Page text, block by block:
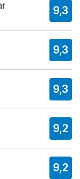
9,3
9,3
9,3
9,2
9,2